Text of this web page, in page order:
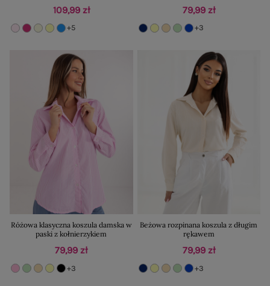
109,99 zł
+5
79,99 zł
+3
Różowa klasyczna koszula damska w
paski z kołnierzykiem
79,99 zł
+3
Beżowa rozpinana koszula z długim
rękawem
79,99 zł
+3